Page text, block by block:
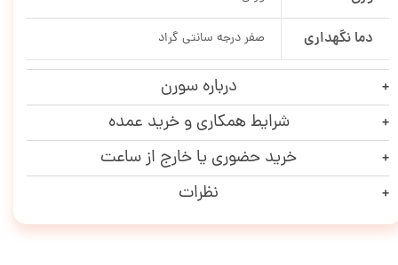
دما نگهداری صفر درجه سانتی گراد
درباره سورن
شرایط همکاری و خرید عمده
خرید حضوری یا خارج از ساعت
نظرات